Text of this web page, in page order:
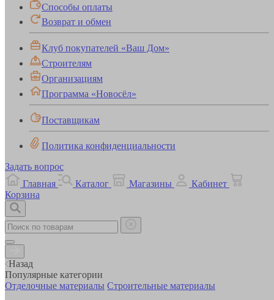
Способы оплаты
Возврат и обмен
Клуб покупателей «Ваш Дом»
Строителям
Организациям
Программа «Новосёл»
Поставщикам
Политика конфиденциальности
Задать вопрос
Главная
Каталог Магазины
Кабинет
Корзина
Назад
Популярные категории
Отделочные материалы Строительные материалы